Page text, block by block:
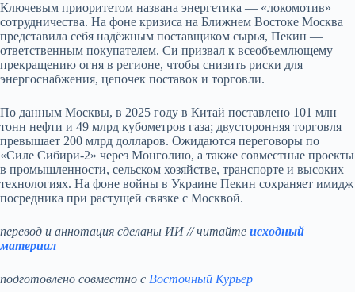
Ключевым приоритетом названа энергетика — «локомотив»
сотрудничества. На фоне кризиса на Ближнем Востоке Москва
представила себя надёжным поставщиком сырья, Пекин —
ответственным покупателем. Си призвал к всеобъемлющему
прекращению огня в регионе, чтобы снизить риски для
энергоснабжения, цепочек поставок и торговли.
По данным Москвы, в 2025 году в Китай поставлено 101 млн
тонн нефти и 49 млрд кубометров газа; двусторонняя торговля
превышает 200 млрд долларов. Ожидаются переговоры по
«Силе Сибири‑2» через Монголию, а также совместные проекты
в промышленности, сельском хозяйстве, транспорте и высоких
технологиях. На фоне войны в Украине Пекин сохраняет имидж
посредника при растущей связке с Москвой.
перевод и аннотация сделаны ИИ // читайте исходный
материал
подготовлено совместно с Восточный Курьер